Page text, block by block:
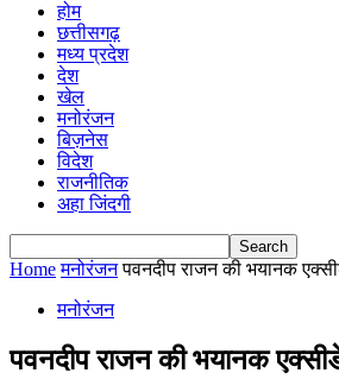
होम
छत्तीसगढ़
मध्य प्रदेश
देश
खेल
मनोरंजन
बिज़नेस
विदेश
राजनीतिक
अहा जिंदगी
Home मनोरंजन पवनदीप राजन की भयानक
मनोरंजन
पवनदीप राजन की भयानक